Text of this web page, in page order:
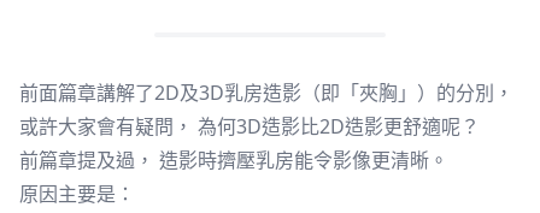
前面篇章講解了2D及3D乳房造影（即「夾胸」）的分別，
或許大家會有疑問， 為何3D造影比2D造影更舒適呢？
前篇章提及過， 造影時擠壓乳房能令影像更清晰。
原因主要是：